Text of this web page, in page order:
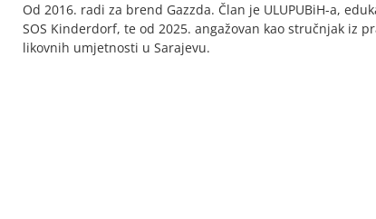
Od 2016. radi za brend Gazzda. Član je ULUPUBiH-a,
SOS Kinderdorf, te od 2025. angažovan kao stručnjak iz
likovnih umjetnosti u Sarajevu.